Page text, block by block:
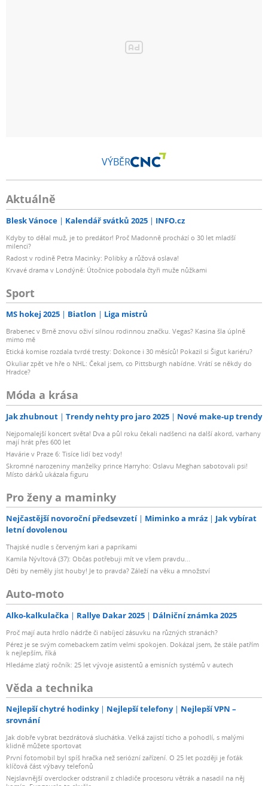
VÝBĚR
Aktuálně
Blesk Vánoce Kalendář svátků 2025 INFO.cz
Kdyby to dělal muž, je to predátor! Proč Madonně prochází o 30 let mladší
milenci?
Radost v rodině Petra Macinky: Polibky a růžová oslava!
Krvavé drama v Londýně: Útočnice pobodala čtyři muže nůžkami
Sport
MS hokej 2025 Biatlon Liga mistrů
Brabenec v Brně znovu oživí silnou rodinnou značku. Vegas? Kasina šla úplně
mimo mě
Etická komise rozdala tvrdé tresty: Dokonce i 30 měsíců! Pokazil si Šigut kariéru?
Okuliar zpět ve hře o NHL: Čekal jsem, co Pittsburgh nabídne. Vrátí se někdy do
Hradce?
Móda a krása
Jak zhubnout Trendy nehty pro jaro 2025 Nové make-up trendy
Nejpomalejší koncert světa! Dva a půl roku čekali nadšenci na další akord, varhany
mají hrát přes 600 let
Havárie v Praze 6: Tisíce lidí bez vody!
Skromné narozeniny manželky prince Harryho: Oslavu Meghan sabotovali psi!
Místo dárků ukázala figuru
Pro ženy a maminky
Nejčastější novoroční předsevzetí Miminko a mráz
Jak vybírat
letní dovolenou
Thajské nudle s červeným kari a paprikami
Kamila Nývltová (37): Občas potřebuji mít ve všem pravdu...
Děti by neměly jíst houby! Je to pravda? Záleží na věku a množství
Auto-moto
Alko-kalkulačka Rallye Dakar 2025 Dálniční známka 2025
Proč mají auta hrdlo nádrže či nabíjecí zásuvku na různých stranách?
Pérez je se svým comebackem zatím velmi spokojen. Dokázal jsem, že stále patřím
k nejlepším, říká
Hledáme zlatý ročník: 25 let vývoje asistentů a emisních systémů v autech
Věda a technika
Nejlepší chytré hodinky Nejlepší telefony
Nejlepší VPN –
srovnání
Jak dobře vybrat bezdrátová sluchátka. Velká zajistí ticho a pohodlí, s malými
klidně můžete sportovat
První fotomobil byl spíš hračka než seriózní zařízení. O 25 let později je foťák
klíčová část výbavy telefonů
Nejslavnější overclocker odstranil z chladiče procesoru větrák a nasadil na něj